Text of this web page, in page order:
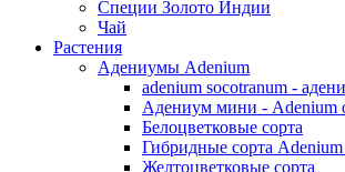
Специи Золото Индии
Чай
Растения
Адениумы Adenium
adenium socotranum -
Адениум мини - Adenium
Белоцветковые сорта
Гибридные сорта
Желтоцветковые сорта